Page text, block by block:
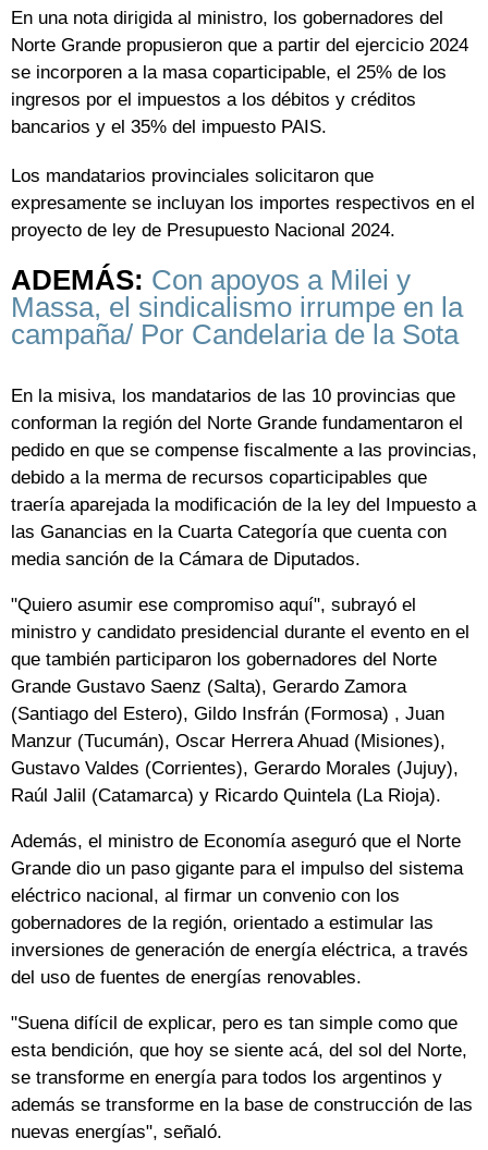
En una nota dirigida al ministro, los gobernadores del
Norte Grande propusieron que a partir del ejercicio 2024
se incorporen a la masa coparticipable, el 25% de los
ingresos por el impuestos a los débitos y créditos
bancarios y el 35% del impuesto PAIS.
Los mandatarios provinciales solicitaron que
expresamente se incluyan los importes respectivos en el
proyecto de ley de Presupuesto Nacional 2024.
ADEMÁS: Con apoyos a Milei y
Massa, el sindicalismo irrumpe en la
campaña/ Por Candelaria de la Sota
En la misiva, los mandatarios de las 10 provincias que
conforman la región del Norte Grande fundamentaron el
pedido en que se compense fiscalmente a las provincias,
debido a la merma de recursos coparticipables que
traería aparejada la modificación de la ley del Impuesto a
las Ganancias en la Cuarta Categoría que cuenta con
media sanción de la Cámara de Diputados.
"Quiero asumir ese compromiso aquí", subrayó el
ministro y candidato presidencial durante el evento en el
que también participaron los gobernadores del Norte
Grande Gustavo Saenz (Salta), Gerardo Zamora
(Santiago del Estero), Gildo Insfrán (Formosa) , Juan
Manzur (Tucumán), Oscar Herrera Ahuad (Misiones),
Gustavo Valdes (Corrientes), Gerardo Morales (Jujuy),
Raúl Jalil (Catamarca) y Ricardo Quintela (La Rioja).
Además, el ministro de Economía aseguró que el Norte
Grande dio un paso gigante para el impulso del sistema
eléctrico nacional, al firmar un convenio con los
gobernadores de la región, orientado a estimular las
inversiones de generación de energía eléctrica, a través
del uso de fuentes de energías renovables.
"Suena difícil de explicar, pero es tan simple como que
esta bendición, que hoy se siente acá, del sol del Norte,
se transforme en energía para todos los argentinos y
además se transforme en la base de construcción de las
nuevas energías", señaló.